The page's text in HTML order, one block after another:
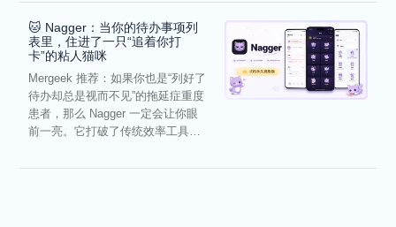
🐱 Nagger：当你的待办事项列
表里，住进了一只“追着你打
卡”的粘人猫咪
Mergeek 推荐：如果你也是“列好了
待办却总是视而不见”的拖延症重度
患者，那么 Nagger 一定会让你眼
前一亮。它打破了传统效率工具冰